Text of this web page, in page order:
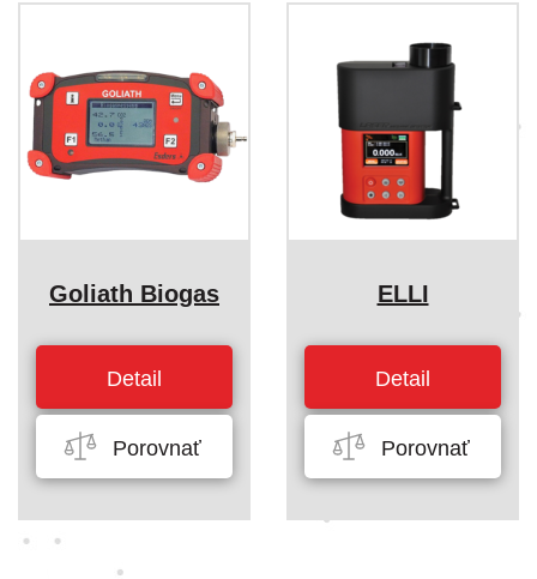
Goliath Biogas
Detail
Porovnať
ELLI
Detail
Porovnať